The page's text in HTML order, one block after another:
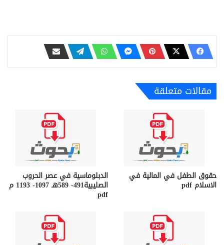
مقالات متعلقة
حقوق الطفل في المالية في
الاسلام pdf
الدبلوماسية في عصر الحروب
الصليبية491- 589هـ 1097- 1193 م
pdf